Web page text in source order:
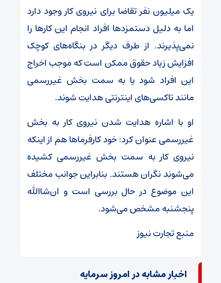
یک میلیون نفر تقاضا برای نیروی کار وجود دارد
اما به دلیل دستمزدها افراد انجام این کارها را
نمی‌پذیرند. از طرف دیگر در بنگاه‌های کوچک
افزایش زیاد حقوق ممکن است که موجب اخراج
این افراد شود یا به سمت بخش غیررسمی
مانند تاکسی‌های اینترنتی هدایت شوند.
او با اشاره هدایت شدن نیروی کار به بخش
غیررسمی عنوان کرد: خود کارفرماها هم از اینکه
نیروی کار به سمت بخش غیررسمی کشیده
می‌شوند نگران هستند. بنابراین جوانب مختلف
این موضوع در حال بررسی است و ان‌شاالله
پنجشنبه مشخص می‌شود.
منبع تجارت نیوز
اخبار مشابه در امروز سرمایه